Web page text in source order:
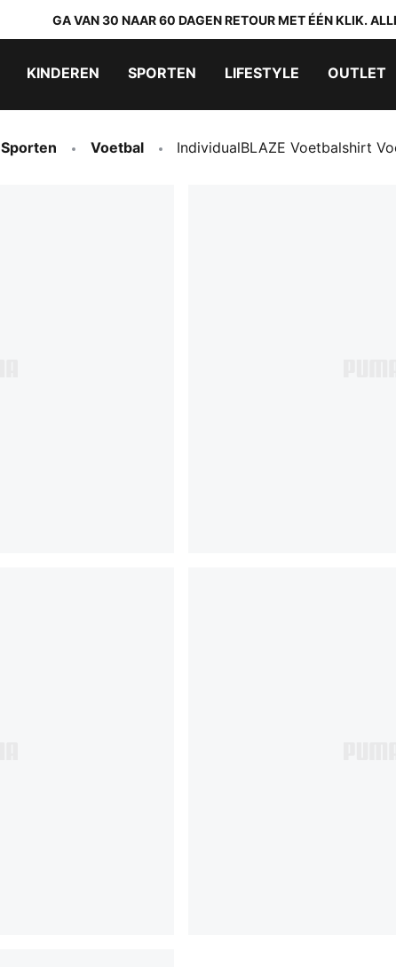
GA VAN 30 NAAR 60 DAGEN RETOUR MET ÉÉN KLIK.
KINDEREN SPORTEN LIFESTYLE OUTLET
Sporten Voetbal IndividualBLAZE Voetbalshirt